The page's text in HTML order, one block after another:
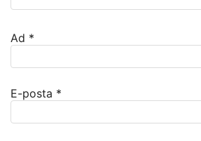
Ad *
E-posta *